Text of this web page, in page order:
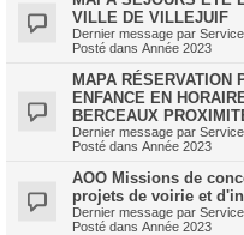
VILLE DE VILLEJUIF
Dernier message par
Posté dans Année 2023
MAPA RÉSERVATION
ENFANCE EN
BERCEAUX
Dernier message par
Posté dans Année 2023
AOO Missions de
projets de voirie et
Dernier message par
Posté dans Année 2023